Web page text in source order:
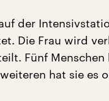
der
Die Frau wird
Fünf
hat sie es